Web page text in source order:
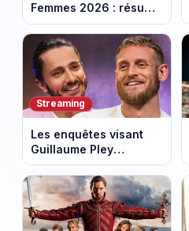
Femmes 2026 : résumé
vidéo de la 7e étape
avec l'ascension du
Mont Ventoux
Streaming
Les enquêtes visant
Guillaume Pley
poussent Ragnar Le
Breton à quitter la
tournée Legend